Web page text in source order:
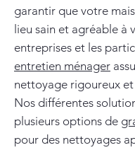
garantir que votre
lieu sain et agréable à
entreprises et les
entretien ménager
nettoyage rigoureux
Nos différentes
plusieurs options de
pour des nettoyages